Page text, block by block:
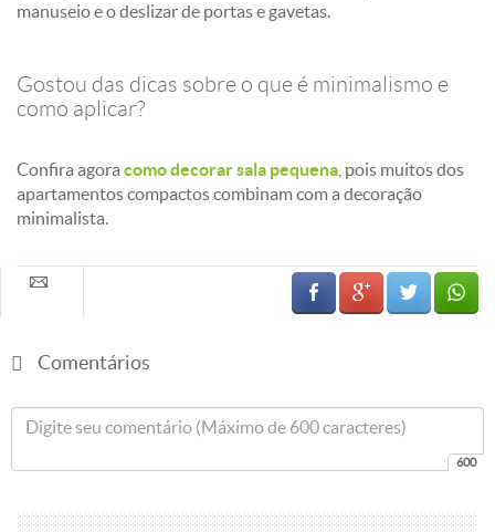
manuseio e o deslizar de portas e gavetas.
Gostou das dicas sobre o que é minimalismo e
como aplicar?
Confira agora como decorar sala pequena , pois muitos dos
apartamentos compactos combinam com a decoração
minimalista.
Comentários
600